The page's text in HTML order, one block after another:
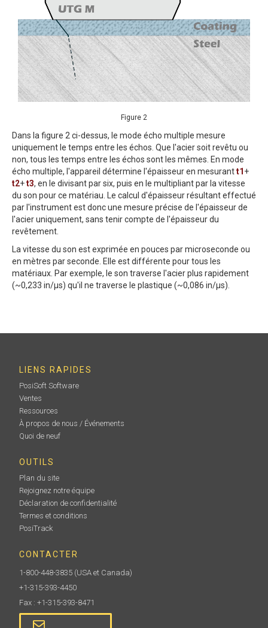
Figure 2
Dans la figure 2 ci-dessus, le mode écho multiple mesure
uniquement le temps entre les échos. Que l'acier soit revêtu ou
non, tous les temps entre les échos sont les mêmes. En mode
écho multiple, l'appareil détermine l'épaisseur en mesurantt1+
t2+t3, en le divisant par six, puis en le multipliant par la vitesse
du son pour ce matériau. Le calcul d'épaisseur résultant effectué
par l'instrument est donc une mesure précise de l'épaisseur de
l'acier uniquement, sans tenir compte de l'épaisseur du
revêtement.
La vitesse du son est exprimée en pouces par microseconde ou
en mètres par seconde. Elle est différente pour tous les
matériaux. Par exemple, le son traverse l'acier plus rapidement
(~0,233 in/µs) qu'il ne traverse le plastique (~0,086 in/µs).
LIENS RAPIDES
PosiSoft Software
Ventes
Ressources
À propos de nous / Événements
Quoi de neuf
OUTILS
Plan du site
Rejoignez notre équipe
Déclaration de confidentialité
Termes et conditions
PosiTrack
CONTACTER
1-800-448-3835 (USA et Canada)
+1-315-393-4450
Fax : +1-315-393-8471